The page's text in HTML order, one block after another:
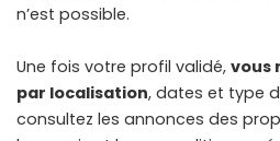
n’est possible.
Une fois votre profil validé, vous
par localisation, dates et type
consultez les annonces des